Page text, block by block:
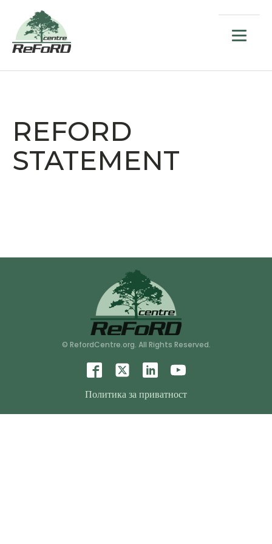
REFORD
STATEMENT
© RefordCentre.org. All Rights Reserved.
Политика за приватност